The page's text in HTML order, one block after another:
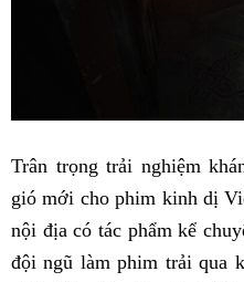
Trân trọng trải nghiệm
gió mới cho phim kinh dị
nội địa có tác phẩm kể
đội ngũ làm phim trải qua